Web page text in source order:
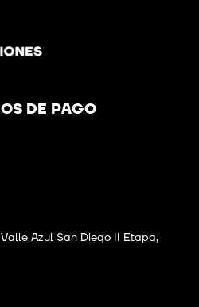
DE PAGO
Azul San Diego II Etapa,